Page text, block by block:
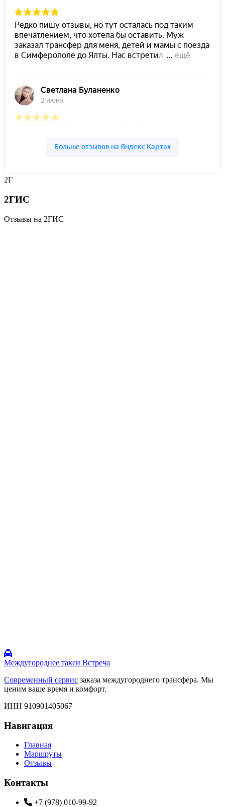
2Г
2ГИС
Отзывы на 2ГИС
Междугороднее такси Встреча
Современный сервис заказа междугороднего трансфера. Мы
ценим ваше время и комфорт.
ИНН 910901405067
Навигация
Главная
Маршруты
Отзывы
Контакты
+7 (978) 010-99-92